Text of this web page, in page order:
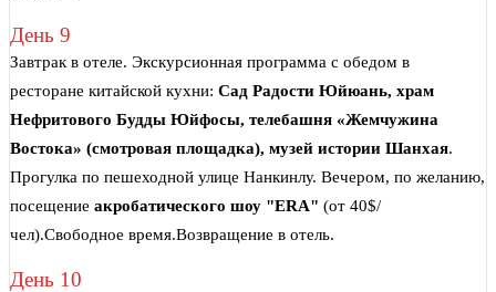
День 9
Завтрак в отеле. Экскурсионная программа с обедом в
ресторане китайской кухни: Сад Радости Юйюань, храм
Нефритового Будды Юйфосы, телебашня «Жемчужина
Востока» (смотровая площадка), музей истории Шанхая.
Прогулка по пешеходной улице Нанкинлу. Вечером, по желанию,
посещение акробатического шоу "ERA" (от 40$/
чел).Свободное время.Возвращение в отель.
День 10